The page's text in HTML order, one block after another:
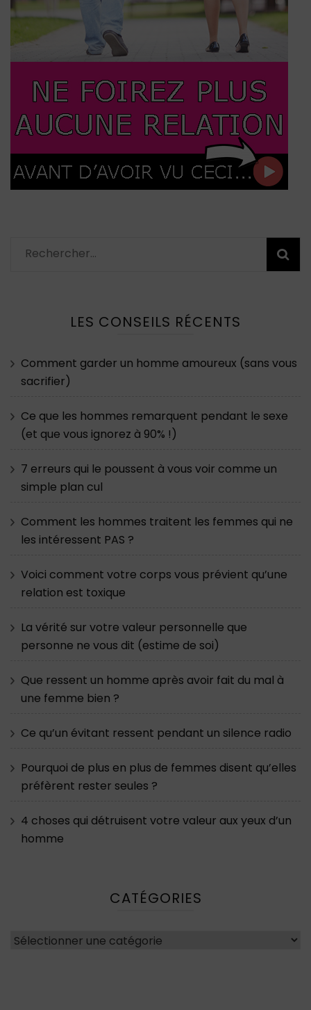
Rechercher :
LES CONSEILS RÉCENTS
Comment garder un homme amoureux (sans vous
sacrifier)
Ce que les hommes remarquent pendant le sexe
(et que vous ignorez à 90% !)
7 erreurs qui le poussent à vous voir comme un
simple plan cul
Comment les hommes traitent les femmes qui ne
les intéressent PAS ?
Voici comment votre corps vous prévient qu’une
relation est toxique
La vérité sur votre valeur personnelle que
personne ne vous dit (estime de soi)
Que ressent un homme après avoir fait du mal à
une femme bien ?
Ce qu’un évitant ressent pendant un silence radio
Pourquoi de plus en plus de femmes disent qu’elles
préfèrent rester seules ?
4 choses qui détruisent votre valeur aux yeux d’un
homme
CATÉGORIES
Catégories